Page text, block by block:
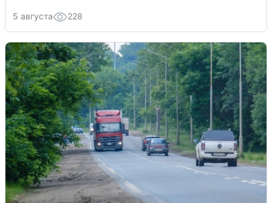
5 августа 228